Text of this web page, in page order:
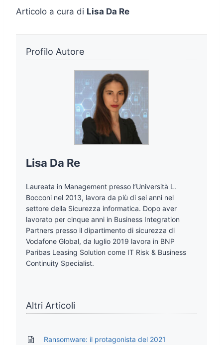
Articolo a cura di Lisa Da Re
Profilo Autore
Lisa Da Re
Laureata in Management presso l’Università L.
Bocconi nel 2013, lavora da più di sei anni nel
settore della Sicurezza informatica. Dopo aver
lavorato per cinque anni in Business Integration
Partners presso il dipartimento di sicurezza di
Vodafone Global, da luglio 2019 lavora in BNP
Paribas Leasing Solution come IT Risk & Business
Continuity Specialist.
Altri Articoli
Ransomware: il protagonista del 2021